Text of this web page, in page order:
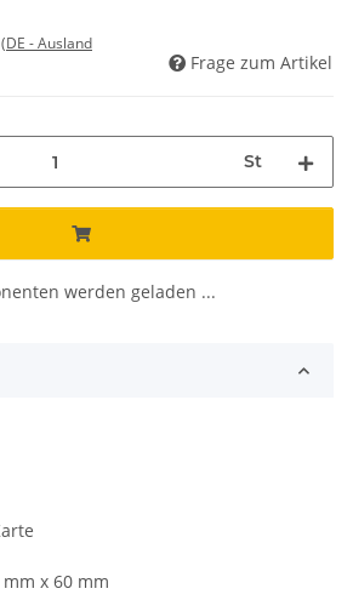
(DE - Ausland
Frage zum Artikel
St
werden geladen ...
x 60 mm